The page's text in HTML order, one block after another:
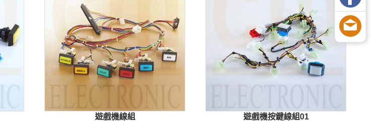
遊戲機線組 遊戲機按鍵線組01